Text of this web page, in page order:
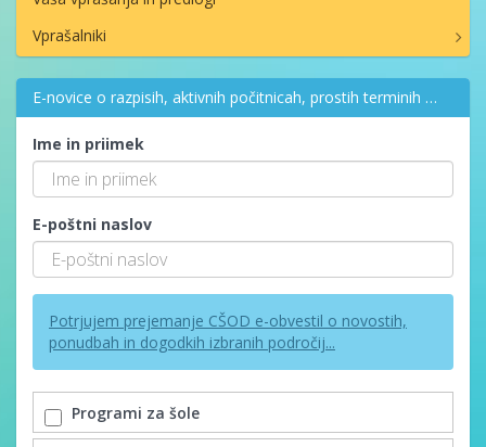
Vprašalniki
E-novice o razpisih, aktivnih počitnicah, prostih terminih …
Ime in priimek
E-poštni naslov
Potrjujem prejemanje CŠOD e-obvestil o novostih,
ponudbah in dogodkih izbranih področij...
Programi za šole